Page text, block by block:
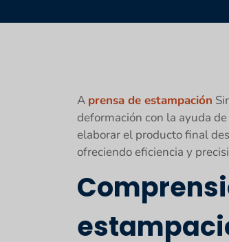
A prensa de estampación
deformación con la ayuda
elaborar el producto final
ofreciendo eficiencia y